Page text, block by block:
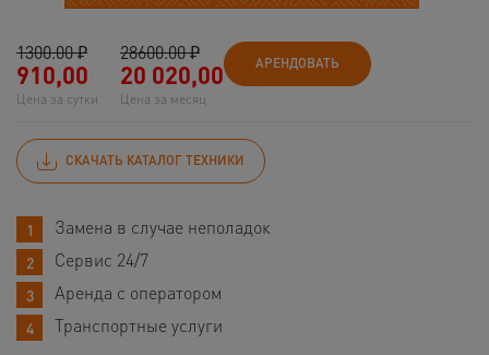
1300.00 ₽
910,00
Цена за сутки
28600.00 ₽
20 020,00
Цена за месяц
АРЕНДОВАТЬ
СКАЧАТЬ КАТАЛОГ ТЕХНИКИ
Замена в случае неполадок
Сервис 24/7
Аренда с оператором
Транспортные услуги